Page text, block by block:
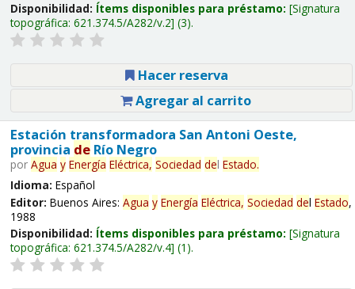
Disponibilidad: Ítems disponibles para préstamo: Signatura
topográfica: 621.374.5/A282/v.2 (3).
Hacer reserva
Agregar al carrito
Estación transformadora San Antoni Oeste,
provincia deRío Negro
por Agua y Energía Eléctrica, Sociedad del Estado.
Idioma: Español
Editor: Buenos Aires: Agua y Energía Eléctrica, Sociedad del Estado,
1988
Disponibilidad: Ítems disponibles para préstamo: Signatura
topográfica: 621.374.5/A282/v.4 (1).